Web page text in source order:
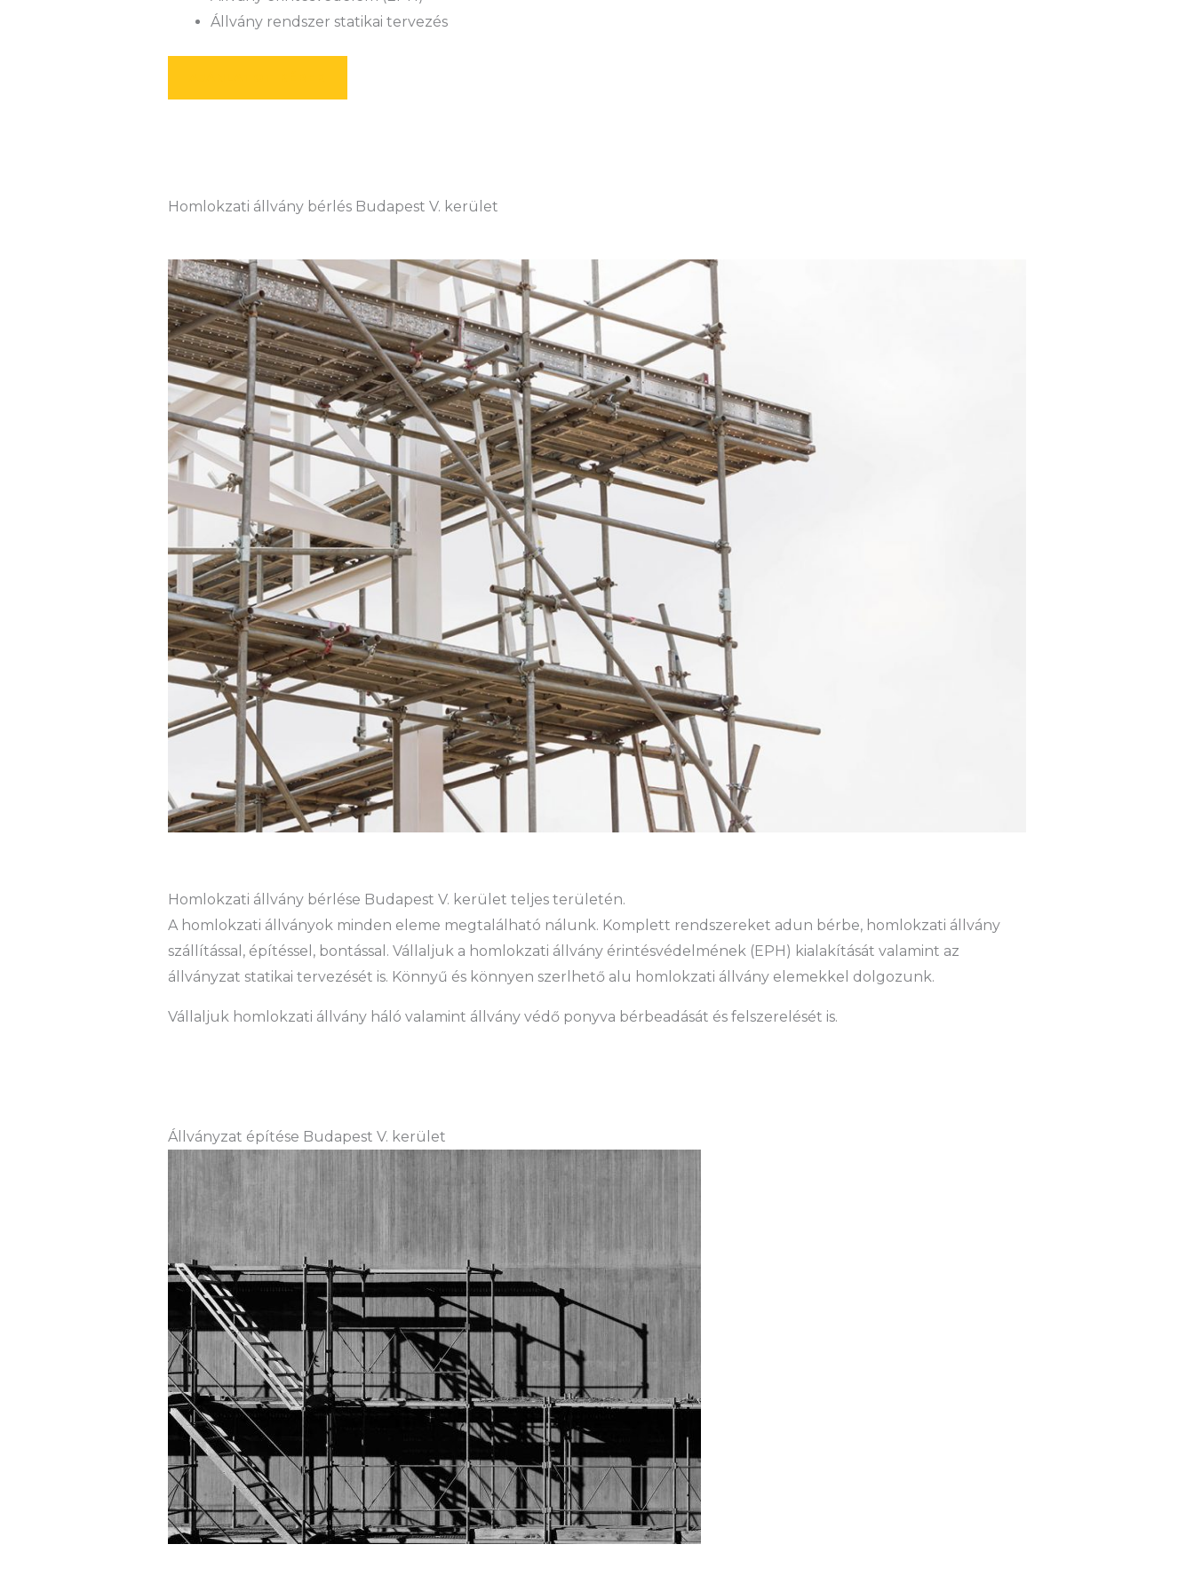
Állvány rendszer statikai tervezés
Homlokzati állvány bérlés Budapest V. kerület
Homlokzati állvány bérlése Budapest V. kerület teljes területén.
A homlokzati állványok minden eleme megtalálható nálunk. Komplett rendszereket adun bérbe, homlokzati állvány
szállítással, építéssel, bontással. Vállaljuk a homlokzati állvány érintésvédelmének (EPH) kialakítását valamint az
állványzat statikai tervezését is. Könnyű és könnyen szerlhető alu homlokzati állvány elemekkel dolgozunk.
Vállaljuk homlokzati állvány háló valamint állvány védő ponyva bérbeadását és felszerelését is.
Állványzat építése Budapest V. kerület